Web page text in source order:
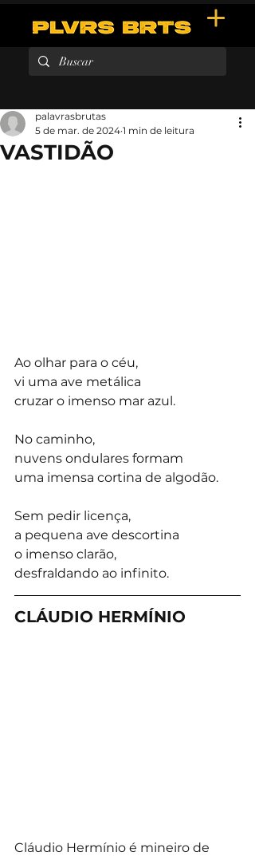
VASTIDÃO
palavrasbrutas
5 de mar. de 2024 1 min de leitura
Ao olhar para o céu,
vi uma ave metálica
cruzar o imenso mar azul.
No caminho,
nuvens ondulares formam
uma imensa cortina de algodão.
Sem pedir licença,
a pequena ave descortina
o imenso clarão,
desfraldando ao infinito.
CLÁUDIO HERMÍNIO
Cláudio Hermínio é mineiro de